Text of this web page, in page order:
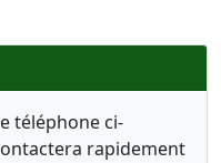
téléphone ci-
rapidement